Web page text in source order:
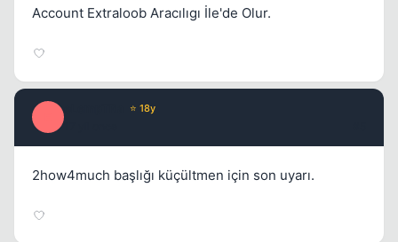
Account Extraloob Aracılıgı İle'de Olur.
⭐ 18y
2how4much başlığı küçültmen için son uyarı.